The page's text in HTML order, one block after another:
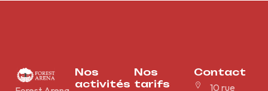
Nos
activités
Nos
tarifs
Contact
10 rue